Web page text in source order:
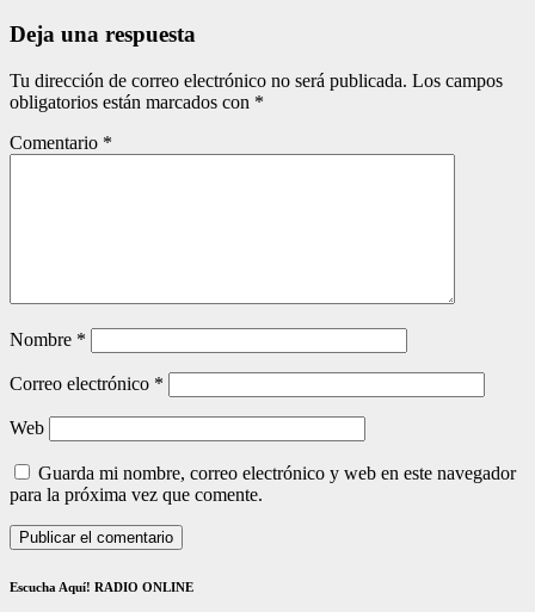
Deja una respuesta
Tu dirección de correo electrónico no será publicada. Los campos
obligatorios están marcados con *
Comentario *
Nombre *
Correo electrónico *
Web
Guarda mi nombre, correo electrónico y web en este navegador
para la próxima vez que comente.
Escucha Aquí! RADIO ONLINE